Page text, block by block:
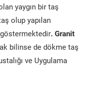
yaygın bir taş
olup yapılan
göstermektedir. Granit
bilinse de dökme taş
ve Uygulama